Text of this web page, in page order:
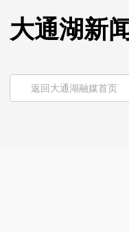
大通湖新
返回大通湖融媒首页